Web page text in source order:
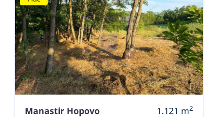
Manastir Hopovo 1.121 m2